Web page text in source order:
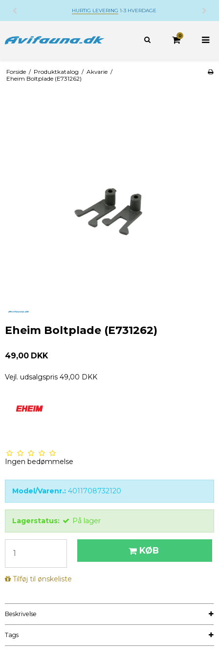
HURTIG LEVERING 1-3 HVERDAGE
0
Forside / Produktkatalog / Akvarie /
Eheim Boltplade (E731262)
Eheim Boltplade (E731262)
49,00 DKK
Vejl. udsalgspris 49,00 DKK
Ingen bedømmelse
Model/Varenr.: 4011708732120
Lagerstatus: På lager
KØB
Tilføj til ønskeliste
Beskrivelse
Tags